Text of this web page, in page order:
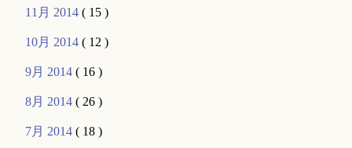
11月 2014( 15 )
10月 2014( 12 )
9月 2014( 16 )
8月 2014( 26 )
7月 2014( 18 )